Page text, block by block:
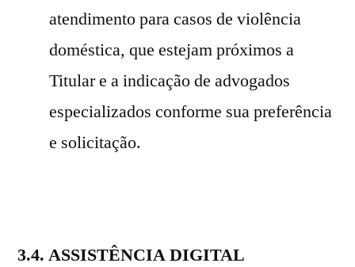
atendimento para casos de violência
doméstica, que estejam próximos a
Titular e a indicação de advogados
especializados conforme sua preferência
e solicitação.
3.4. ASSISTÊNCIA DIGITAL